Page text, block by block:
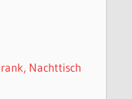
Nachttisch